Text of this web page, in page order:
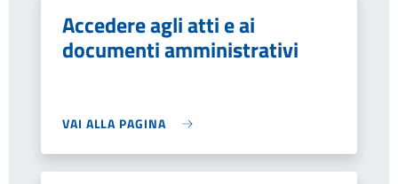
Accedere agli atti e ai
documenti amministrativi
VAI ALLA PAGINA